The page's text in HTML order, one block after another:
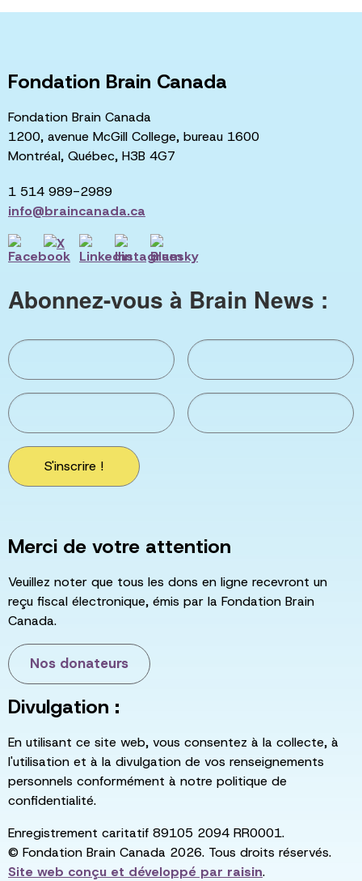
Fondation Brain Canada
Fondation Brain Canada
1200, avenue McGill College, bureau 1600
Montréal, Québec, H3B 4G7
1 514 989-2989
info@braincanada.ca
Abonnez-vous à Brain News :
S'inscrire !
Merci de votre attention
Veuillez noter que tous les dons en ligne recevront un
reçu fiscal électronique, émis par la Fondation Brain
Canada.
Nos donateurs
Divulgation :
En utilisant ce site web, vous consentez à la collecte, à
l'utilisation et à la divulgation de vos renseignements
personnels conformément à notre politique de
confidentialité.
Enregistrement caritatif 89105 2094 RR0001.
© Fondation Brain Canada 2026. Tous droits réservés.
Site web conçu et développé par raisin.